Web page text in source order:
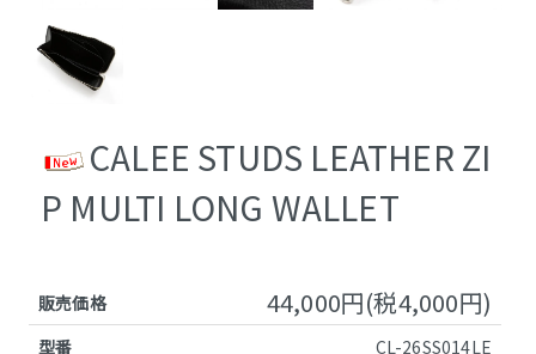
CALEE STUDS LEATHER ZI
P MULTI LONG WALLET
販売価格 44,000円(税4,000円)
型番 CL-26SS014LE